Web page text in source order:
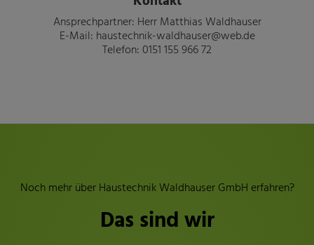
Ansprechpartner: Herr Matthias Waldhauser
E-Mail: haustechnik-waldhauser@web.de
Telefon: 0151 155 966 72
Noch mehr über Haustechnik Waldhauser GmbH erfahren?
Das sind wir